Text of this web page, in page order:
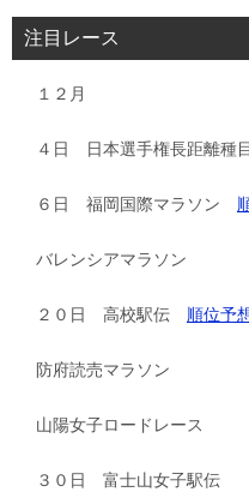
注目レース
１２月
４日 日本選手権長距離種
６日 福岡国際マラソン
バレンシアマラソン
２０日 高校駅伝 順位予
防府読売マラソン
山陽女子ロードレース
３０日 富士山女子駅伝